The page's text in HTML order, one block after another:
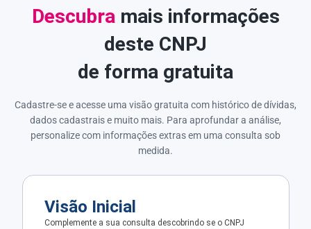
Descubra mais informações
deste CNPJ
de forma gratuita
Cadastre-se e acesse uma visão gratuita com histórico de dívidas,
dados cadastrais e muito mais. Para aprofundar a análise,
personalize com informações extras em uma consulta sob
medida.
Visão Inicial
Complemente a sua consulta descobrindo se o CNPJ